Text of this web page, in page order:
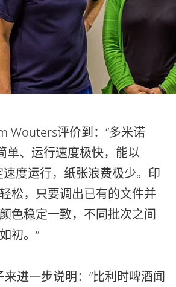
Wouters评价到：“多米诺
单、运行速度极快，能以
度运行，纸张浪费极少。印
松，只要调出已有的文件并
色稳定一致，不同批次之间
初。”
来进一步说明：“比利时啤酒闻